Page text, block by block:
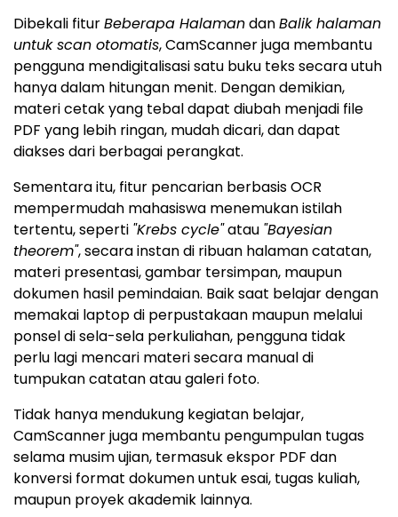
Dibekali fiturBeberapa HalamandanBalik halaman
untuk scan otomatis, CamScanner juga membantu
pengguna mendigitalisasi satu buku teks secara utuh
hanya dalam hitungan menit. Dengan demikian,
materi cetak yang tebal dapat diubah menjadi file
PDF yang lebih ringan, mudah dicari, dan dapat
diakses dari berbagai perangkat.
Sementara itu, fitur pencarian berbasis OCR
mempermudah mahasiswa menemukan istilah
tertentu, seperti "Krebs cycle"atau "Bayesian
theorem", secara instan di ribuan halaman catatan,
materi presentasi, gambar tersimpan, maupun
dokumen hasil pemindaian. Baik saat belajar dengan
memakai laptop di perpustakaan maupun melalui
ponsel di sela-sela perkuliahan, pengguna tidak
perlu lagi mencari materi secara manual di
tumpukan catatan atau galeri foto.
Tidak hanya mendukung kegiatan belajar,
CamScanner juga membantu pengumpulan tugas
selama musim ujian, termasuk ekspor PDF dan
konversi format dokumen untuk esai, tugas kuliah,
maupun proyek akademik lainnya.